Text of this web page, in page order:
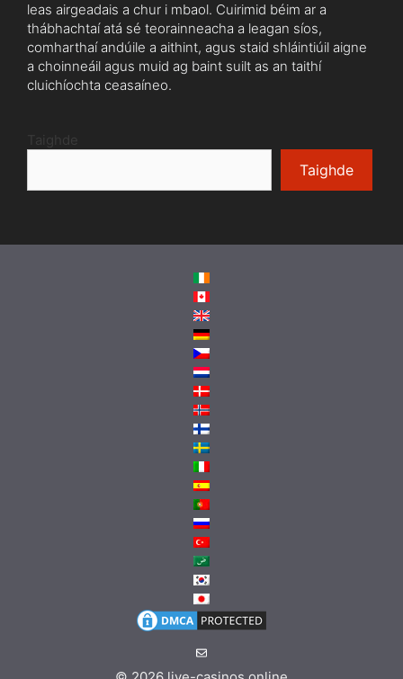
leas airgeadais a chur i mbaol. Cuirimid béim ar a
thábhachtaí atá sé teorainneacha a leagan síos,
comharthaí andúile a aithint, agus staid shláintiúil aigne
a choinneáil agus muid ag baint suilt as an taithí
cluichíochta ceasaíneo.
Taighde
Taighde